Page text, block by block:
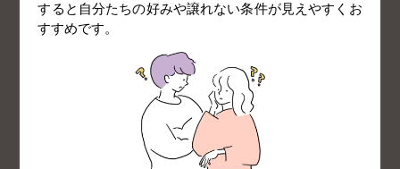
入力内容で会員登録も行う
すると 自分たちの好みや譲れない条件が見えやすくお
すすめです。